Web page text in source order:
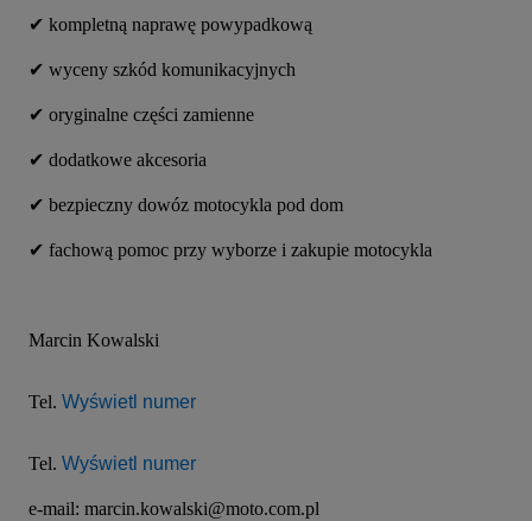
✔ kompletną naprawę powypadkową
✔ wyceny szkód komunikacyjnych
✔ oryginalne części zamienne
✔ dodatkowe akcesoria
✔ bezpieczny dowóz motocykla pod dom
✔ fachową pomoc przy wyborze i zakupie motocykla
Marcin Kowalski
Tel. Wyświetl numer
Tel. Wyświetl numer
e-mail: marcin.kowalski@moto.com.pl